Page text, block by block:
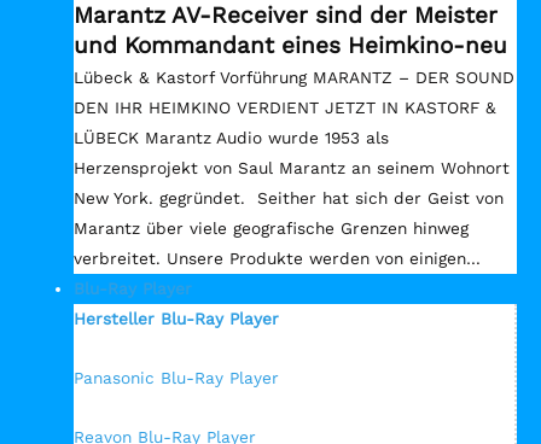
Marantz AV-Receiver sind der Meister
und Kommandant eines Heimkino-neu
Lübeck & Kastorf Vorführung MARANTZ – DER SOUND
DEN IHR HEIMKINO VERDIENT JETZT IN KASTORF &
LÜBECK Marantz Audio wurde 1953 als
Herzensprojekt von Saul Marantz an seinem Wohnort
New York. gegründet. Seither hat sich der Geist von
Marantz über viele geografische Grenzen hinweg
verbreitet. Unsere Produkte werden von einigen…
Blu-Ray Player
Hersteller Blu-Ray Player
Panasonic Blu-Ray Player
Reavon Blu-Ray Player